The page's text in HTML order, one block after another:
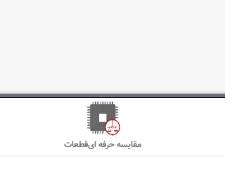
مقایسه حرفه ای‌قطعات